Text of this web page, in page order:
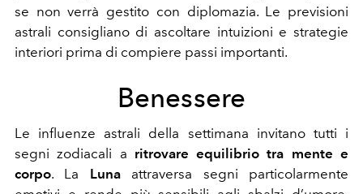
se non verrà gestito con diplomazia. Le previsioni
astrali consigliano di ascoltare intuizioni e strategie
interiori prima di compiere passi importanti.
Benessere
Le influenze astrali della settimana invitano tutti i
segni zodiacali a ritrovare equilibrio tra mente e
corpo. La Lunaattraversa segni particolarmente